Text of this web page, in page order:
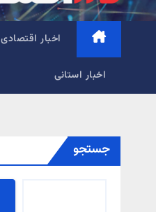
اخبار اقتصادی
اخبار استانی
جستجو